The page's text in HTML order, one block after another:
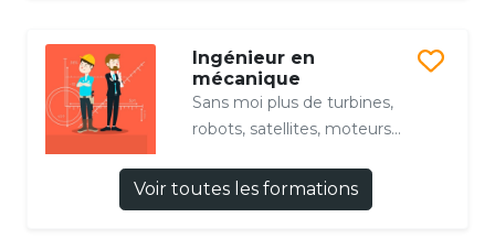
Ingénieur en
mécanique
Sans moi plus de turbines,
robots, satellites, moteurs...
Voir toutes les formations